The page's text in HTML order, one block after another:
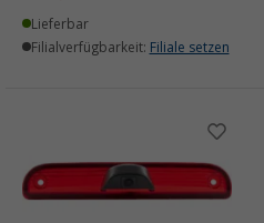
Lieferbar
Filialverfügbarkeit: Filiale setzen